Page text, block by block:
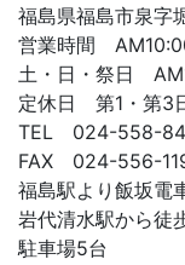
福島県福島市泉字
営業時間
土・日・祭日
定休日 第1・第
TEL 024-558-
FAX 024-556-
福島駅より飯坂電
岩代清水駅から徒
駐車場5台